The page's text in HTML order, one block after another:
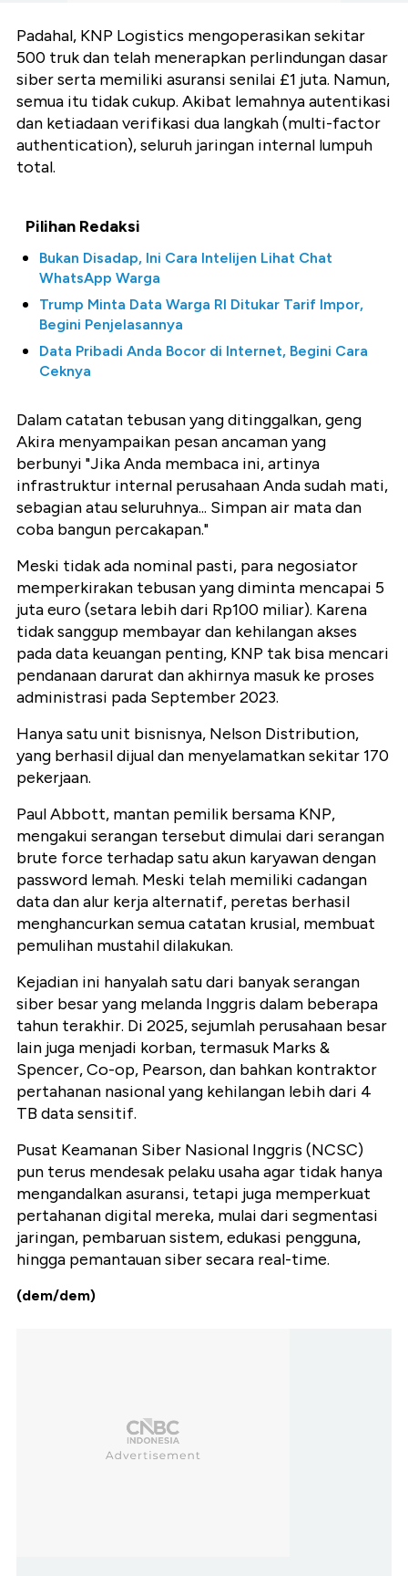
Padahal, KNP Logistics mengoperasikan sekitar
500 truk dan telah menerapkan perlindungan dasar
siber serta memiliki asuransi senilai £1 juta. Namun,
semua itu tidak cukup. Akibat lemahnya autentikasi
dan ketiadaan verifikasi dua langkah (multi-factor
authentication), seluruh jaringan internal lumpuh
total.
Pilihan Redaksi
Bukan Disadap, Ini Cara Intelijen Lihat Chat
WhatsApp Warga
Trump Minta Data Warga RI Ditukar Tarif Impor,
Begini Penjelasannya
Data Pribadi Anda Bocor di Internet, Begini Cara
Ceknya
Dalam catatan tebusan yang ditinggalkan, geng
Akira menyampaikan pesan ancaman yang
berbunyi "Jika Anda membaca ini, artinya
infrastruktur internal perusahaan Anda sudah mati,
sebagian atau seluruhnya... Simpan air mata dan
coba bangun percakapan."
Meski tidak ada nominal pasti, para negosiator
memperkirakan tebusan yang diminta mencapai 5
juta euro (setara lebih dari Rp100 miliar). Karena
tidak sanggup membayar dan kehilangan akses
pada data keuangan penting, KNP tak bisa mencari
pendanaan darurat dan akhirnya masuk ke proses
administrasi pada September 2023.
Hanya satu unit bisnisnya, Nelson Distribution,
yang berhasil dijual dan menyelamatkan sekitar 170
pekerjaan.
Paul Abbott, mantan pemilik bersama KNP,
mengakui serangan tersebut dimulai dari serangan
brute force terhadap satu akun karyawan dengan
password lemah. Meski telah memiliki cadangan
data dan alur kerja alternatif, peretas berhasil
menghancurkan semua catatan krusial, membuat
pemulihan mustahil dilakukan.
Kejadian ini hanyalah satu dari banyak serangan
siber besar yang melanda Inggris dalam beberapa
tahun terakhir. Di 2025, sejumlah perusahaan besar
lain juga menjadi korban, termasuk Marks &
Spencer, Co-op, Pearson, dan bahkan kontraktor
pertahanan nasional yang kehilangan lebih dari 4
TB data sensitif.
Pusat Keamanan Siber Nasional Inggris (NCSC)
pun terus mendesak pelaku usaha agar tidak hanya
mengandalkan asuransi, tetapi juga memperkuat
pertahanan digital mereka, mulai dari segmentasi
jaringan, pembaruan sistem, edukasi pengguna,
hingga pemantauan siber secara real-time.
(dem/dem)